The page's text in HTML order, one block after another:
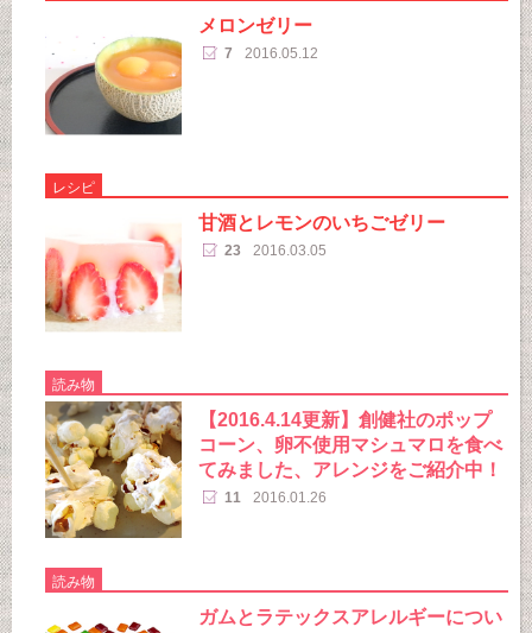
メロンゼリー
7 2016.05.12
レシピ
甘酒とレモンのいちごゼリー
23 2016.03.05
読み物
【2016.4.14更新】創健社のポップ
コーン、卵不使用マシュマロを食べ
てみました、アレンジをご紹介中！
11 2016.01.26
読み物
ガムとラテックスアレルギーについ